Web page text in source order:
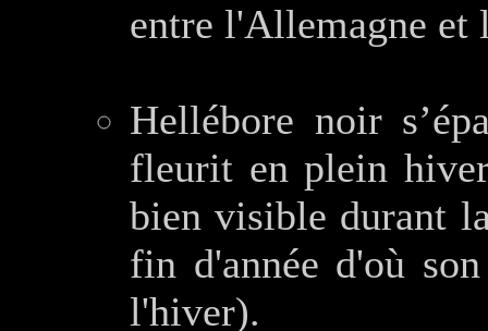
entre l'Allemagne et
Hellébore noir
fleurit en plein
bien visible durant
fin d'année d'où
l'hiver).